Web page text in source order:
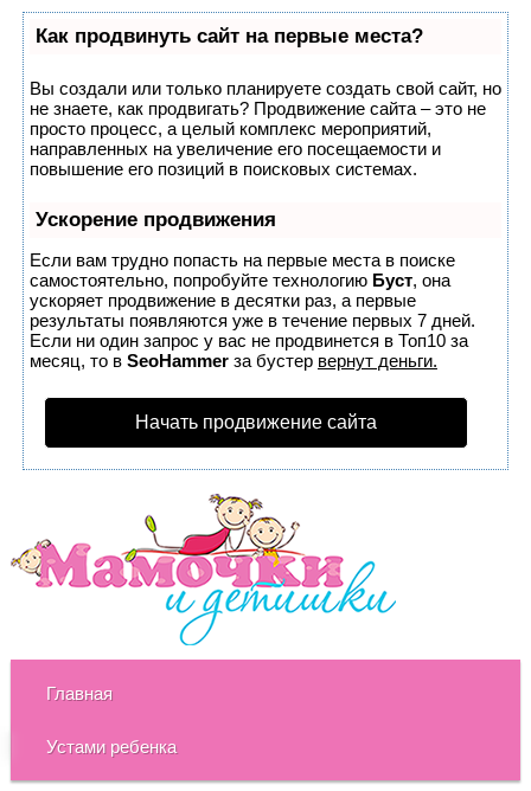
Как продвинуть сайт на первые места?
Вы создали или только планируете создать свой сайт, но
не знаете, как продвигать? Продвижение сайта – это не
просто процесс, а целый комплекс мероприятий,
направленных на увеличение его посещаемости и
повышение его позиций в поисковых системах.
Ускорение продвижения
Если вам трудно попасть на первые места в поиске
самостоятельно, попробуйте технологию Буст, она
ускоряет продвижение в десятки раз, а первые
результаты появляются уже в течение первых 7 дней.
Если ни один запрос у вас не продвинется в Топ10 за
месяц, то в SeoHammerза бустер вернут деньги.
Начать продвижение сайта
Главная
Устами ребенка